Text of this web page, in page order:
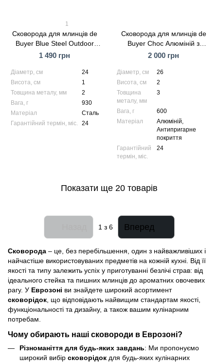
1
Сковорода для млинців de
Buyer Blue Steel Outdoor
Сталь 24 см (5303.24)
1 490 грн
Діаметр, см
24
Висота, см
1
Товщина металу, мм
2
Вага, г
930
Матеріал
Сталь
Гарантійний термін, міс.
24
Сковорода для млинців de
Buyer Choc Алюміній з
антипригарним покриттям
2 000 грн
Діаметр, см
26
Висота, см
2
Товщина
металу, мм
3
Вага, г
600
Матеріал
Алюміній,
Антипригарне
покриття
Гарантійний
термін, міс.
24
Показати ще 20 товарів
1 з 6 Вперед
Сковорода – це, без перебільшення, один з найважливіших і
найчастіше використовуваних предметів на кожній кухні. Від її
якості та типу залежить успіх у приготуванні безлічі страв: від
ідеального стейка та пишних млинців до ароматних овочевих
рагу. У Еврозоні ви знайдете широкий асортимент
сковорідок , що відповідають найвищим стандартам якості,
функціональності та дизайну, а також вашим кулінарним
потребам.
Чому обирають наші сковороди в Еврозоні?
Різноманіття для будь-яких завдань: Ми пропонуємо
широкий вибір сковорідок для будь-яких кулінарних